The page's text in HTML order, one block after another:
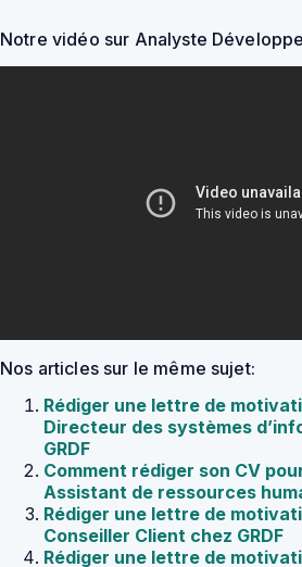
Notre vidéo sur Analyste
Nos articles sur le même sujet:
Rédiger une lettre de
Directeur des systèmes
GRDF
Comment rédiger son CV
Assistant de ressources
Rédiger une lettre de
Conseiller Client chez GRDF
Rédiger une lettre de